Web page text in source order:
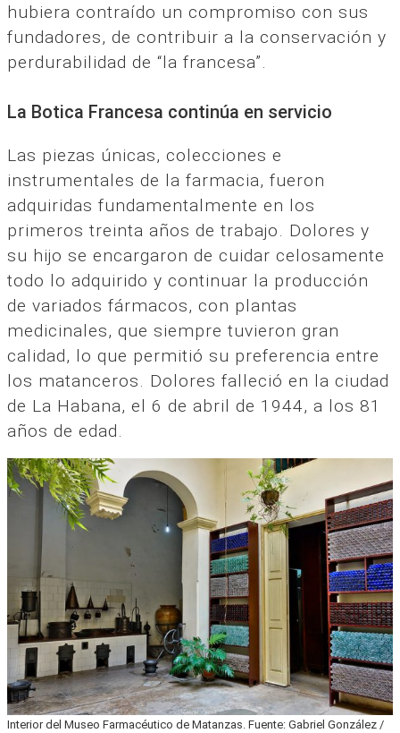
hubiera contraído un compromiso con sus
fundadores, de contribuir a la conservación y
perdurabilidad de “la francesa”.
La Botica Francesa continúa en servicio
Las piezas únicas, colecciones e
instrumentales de la farmacia, fueron
adquiridas fundamentalmente en los
primeros treinta años de trabajo. Dolores y
su hijo se encargaron de cuidar celosamente
todo lo adquirido y continuar la producción
de variados fármacos, con plantas
medicinales, que siempre tuvieron gran
calidad, lo que permitió su preferencia entre
los matanceros. Dolores falleció en la ciudad
de La Habana, el 6 de abril de 1944, a los 81
años de edad.
Interior del Museo Farmacéutico de Matanzas. Fuente: Gabriel González /